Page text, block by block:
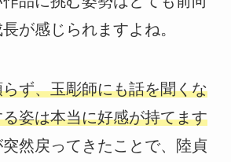
が感じられますよね。
ず、玉彫師にも話を聞くな
姿は本当に好感が持てます
然戻ってきたことで、陸貞